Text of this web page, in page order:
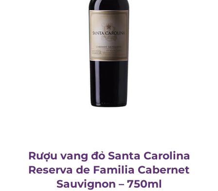
Rượu vang đỏ Santa Carolina
Reserva de Familia Cabernet
Sauvignon – 750ml